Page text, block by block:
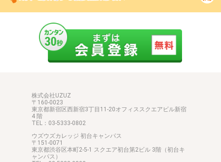
株式会社UZUZ
〒160-0023
東京都新宿区西新宿3丁目11-20オフィススクエアビル新宿
4 階
TEL：03-5333-0802
ウズウズカレッジ 初台キャンパス
〒151-0071
東京都渋谷区本町2-5-1 スクエア初台第2ビル 3階（初台キ
ャンパス）